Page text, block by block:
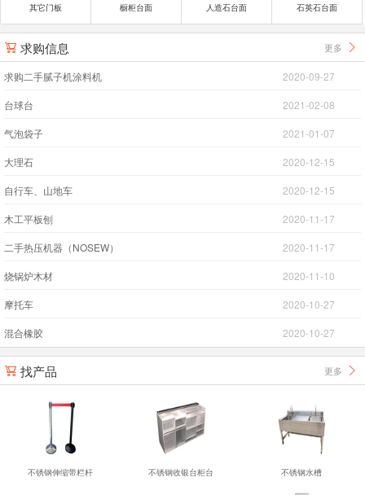
其它门板 橱柜台面 人造石台面 石英石台面
 求购信息 更多 
求购二手腻子机涂料机 2020-09-27
台球台 2021-02-08
气泡袋子 2021-01-07
大理石 2020-12-15
自行车、山地车 2020-12-15
木工平板刨 2020-11-17
二手热压机器（NOSEW） 2020-11-17
烧锅炉木材 2020-11-10
摩托车 2020-10-27
混合橡胶 2020-10-27
 找产品 更多 
不锈钢伸缩带栏杆 不锈钢收银台柜台 不锈钢水槽